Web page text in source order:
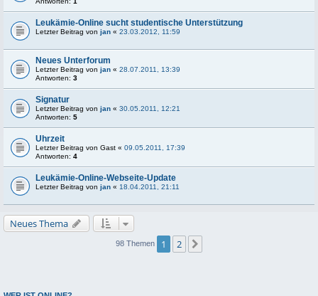
Leukämie-Online sucht studentische Unterstützung
Letzter Beitrag von jan « 23.03.2012, 11:59
Neues Unterforum
Letzter Beitrag von jan « 28.07.2011, 13:39
Antworten: 3
Signatur
Letzter Beitrag von jan « 30.05.2011, 12:21
Antworten: 5
Uhrzeit
Letzter Beitrag von Gast « 09.05.2011, 17:39
Antworten: 4
Leukämie-Online-Webseite-Update
Letzter Beitrag von jan « 18.04.2011, 21:11
Neues Thema
98 Themen 1 2